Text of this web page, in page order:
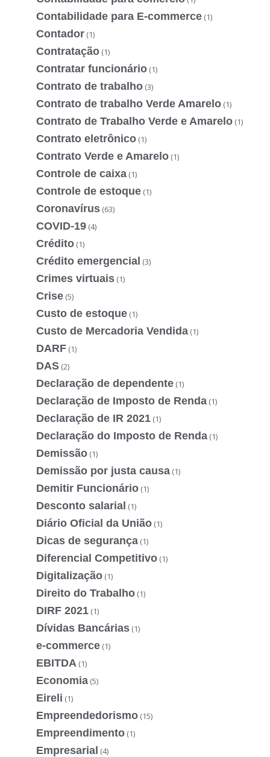
Contabilidade para E-commerce (1)
Contador (1)
Contratação (1)
Contratar funcionário (1)
Contrato de trabalho (3)
Contrato de trabalho Verde Amarelo (1)
Contrato de Trabalho Verde e Amarelo (1)
Contrato eletrônico (1)
Contrato Verde e Amarelo (1)
Controle de caixa (1)
Controle de estoque (1)
Coronavírus (63)
COVID-19 (4)
Crédito (1)
Crédito emergencial (3)
Crimes virtuais (1)
Crise (5)
Custo de estoque (1)
Custo de Mercadoria Vendida (1)
DARF (1)
DAS (2)
Declaração de dependente (1)
Declaração de Imposto de Renda (1)
Declaração de IR 2021 (1)
Declaração do Imposto de Renda (1)
Demissão (1)
Demissão por justa causa (1)
Demitir Funcionário (1)
Desconto salarial (1)
Diário Oficial da União (1)
Dicas de segurança (1)
Diferencial Competitivo (1)
Digitalização (1)
Direito do Trabalho (1)
DIRF 2021 (1)
Dívidas Bancárias (1)
e-commerce (1)
EBITDA (1)
Economia (5)
Eireli (1)
Empreendedorismo (15)
Empreendimento (1)
Empresarial (4)